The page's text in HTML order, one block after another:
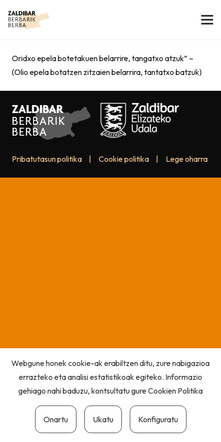
Oridxo epela botetakuen belarrire, tangatxo atzuk” –
(Olio epela botatzen zitzaien belarrira, tantatxo batzuk)
Pribatutasun politika Cookie politika Lege oharra
Webgune honek cookie-ak erabiltzen ditu, zure nabigazioa
errazteko eta analisi estatistikoak egiteko. Informazio
gehiago nahi baduzu, kontsultatu gureCookien Politika
Onartu Ukatu Konfiguratu